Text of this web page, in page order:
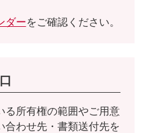
ダーをご確認ください。
る所有権の範囲やご用意
合わせ先・書類送付先を